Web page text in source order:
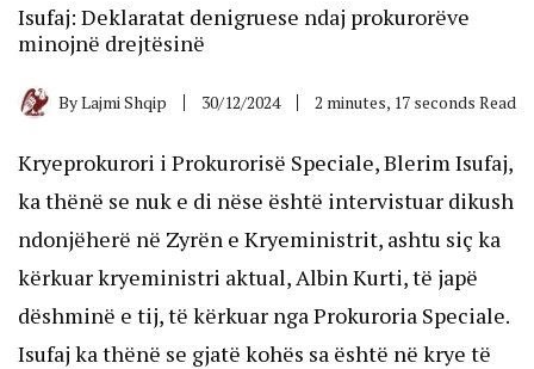
Isufaj: Deklaratat denigruese ndaj prokurorëve
minojnë drejtësinë
ByLajmi Shqip 30/12/2024 2 minutes, 17 seconds Read
Kryeprokurori i Prokurorisë Speciale, Blerim Isufaj,
ka thënë se nuk e di nëse është intervistuar dikush
ndonjëherë në Zyrën e Kryeministrit, ashtu siç ka
kërkuar kryeministri aktual, Albin Kurti, të japë
dëshminë e tij, të kërkuar nga Prokuroria Speciale.
Isufaj ka thënë se gjatë kohës sa është në krye të